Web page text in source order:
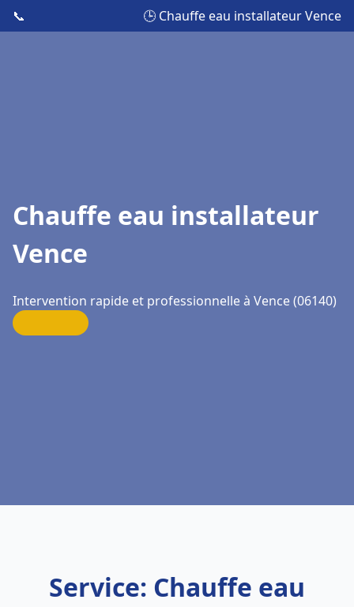
📞 🕒 Chauffe eau installateur Vence
Chauffe eau installateur
Vence
Intervention rapide et professionnelle à Vence (06140)
Service: Chauffe eau